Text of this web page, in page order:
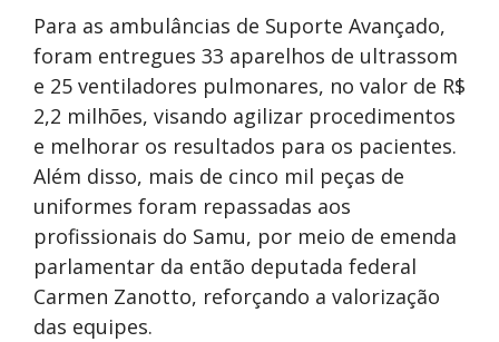
Para as ambulâncias de Suporte Avançado,
foram entregues 33 aparelhos de ultrassom
e 25 ventiladores pulmonares, no valor de R$
2,2 milhões, visando agilizar procedimentos
e melhorar os resultados para os pacientes.
Além disso, mais de cinco mil peças de
uniformes foram repassadas aos
profissionais do Samu, por meio de emenda
parlamentar da então deputada federal
Carmen Zanotto, reforçando a valorização
das equipes.